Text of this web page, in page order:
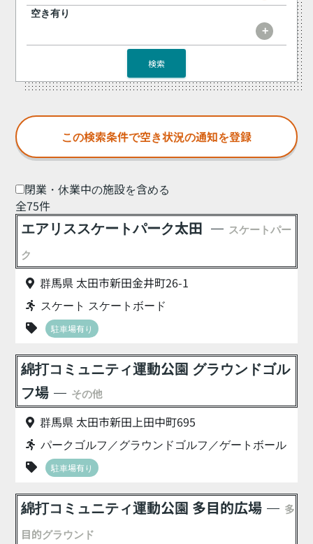
閉業・休業中の施設を含める
全75件
エアリススケートパーク太田
スケートパー
ク
群馬県 太田市新田金井町26-1
スケート スケートボード
駐車場有り
綿打コミュニティ運動公園 グラウンドゴル
フ場
その他
群馬県 太田市新田上田中町695
パークゴルフ／グラウンドゴルフ／ゲートボール
駐車場有り
綿打コミュニティ運動公園 多目的広場
多
目的グラウンド
空き有り
+
検索